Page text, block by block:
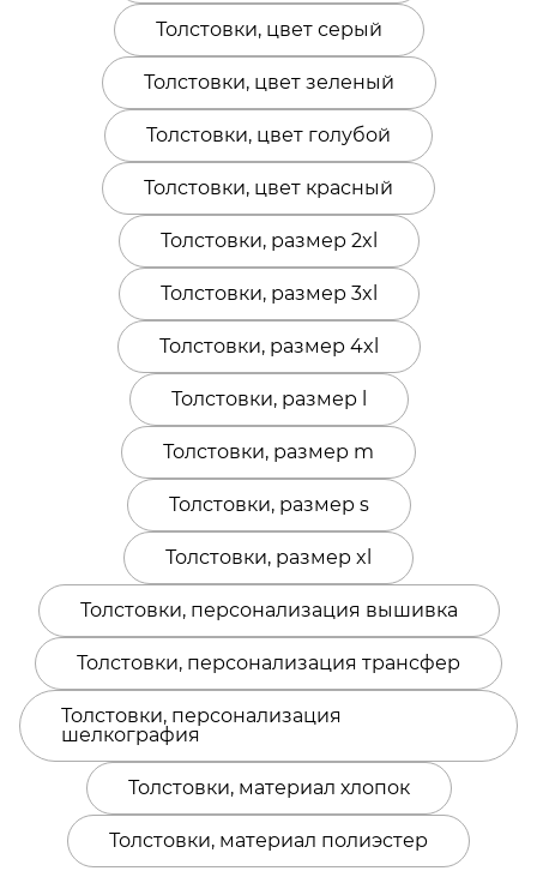
Толстовки, цвет серый
Толстовки, цвет зеленый
Толстовки, цвет голубой
Толстовки, цвет красный
Толстовки, размер 2xl
Толстовки, размер 3xl
Толстовки, размер 4xl
Толстовки, размер l
Толстовки, размер m
Толстовки, размер s
Толстовки, размер xl
Толстовки, персонализация вышивка
Толстовки, персонализация трансфер
Толстовки, персонализация
шелкография
Толстовки, материал хлопок
Толстовки, материал полиэстер